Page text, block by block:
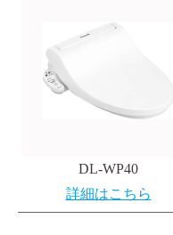
DL-WP40
詳細はこちら